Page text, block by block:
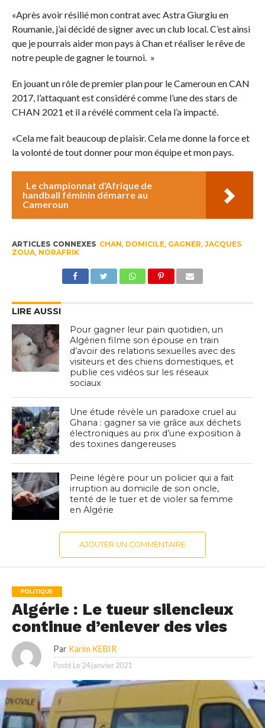
«Après avoir résilié mon contrat avec Astra Giurgiu en
Roumanie, j’ai décidé de signer avec un club local. C’est ainsi
que je pourrais aider mon pays à Chan et réaliser le rêve de
notre peuple de gagner le tournoi. »
En jouant un rôle de premier plan pour le Cameroun en CAN
2017, l’attaquant est considéré comme l’une des stars de
CHAN 2021 et il a révélé comment cela l’a impacté.
«Cela me fait beaucoup de plaisir. Cela me donne la force et
la volonté de tout donner pour mon équipe et mon pays.
Le championnat d'Afrique de
handball féminin démarre au
Cameroun
ARTICLES CONNEXES CHAN DOMICILE, GAGNER JACQUES
ZOUA, NORAFRIK
LIRE AUSSI
Pour gagner leur pain quotidien, un
Algérien filme son épouse en train
d’avoir des relations sexuelles avec des
visiteurs et des chiens domestiques, et
publie ces vidéos sur les réseaux
sociaux
Une étude révèle un paradoxe cruel au
Ghana : gagner sa vie grâce aux déchets
électroniques au prix d’une exposition à
des toxines dangereuses
Peine légère pour un policier qui a fait
irruption au domicile de son oncle,
tenté de le tuer et de violer sa femme
en Algérie
AJOUTER UN COMMENTAIRE
POLITIQUE
Algérie : Le tueur silencieux
continue d’enlever des vies
Par Karim KEBIR
Posté Le 24 janvier 2021